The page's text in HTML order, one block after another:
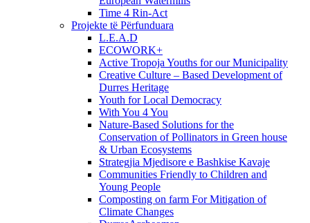
Time 4 Rin-Act
Projekte të Përfunduara
L.E.A.D
ECOWORK+
Active Tropoja Youths for our Municipality
Creative Culture – Based Development of
Durres Heritage
Youth for Local Democracy
With You 4 You
Nature-Based Solutions for the
Conservation of Pollinators in Green house
& Urban Ecosystems
Strategjia Mjedisore e Bashkise Kavaje
Communities Friendly to Children and
Young People
Composting on farm For Mitigation of
Climate Changes